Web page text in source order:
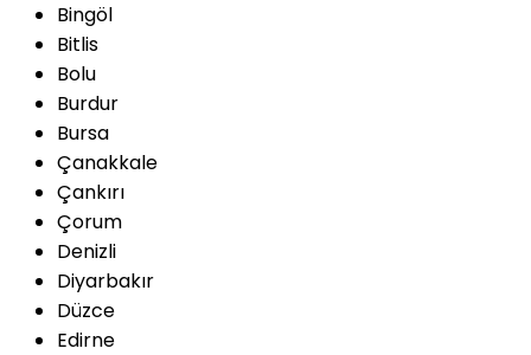
Bingöl
Bitlis
Bolu
Burdur
Bursa
Çanakkale
Çankırı
Çorum
Denizli
Diyarbakır
Düzce
Edirne